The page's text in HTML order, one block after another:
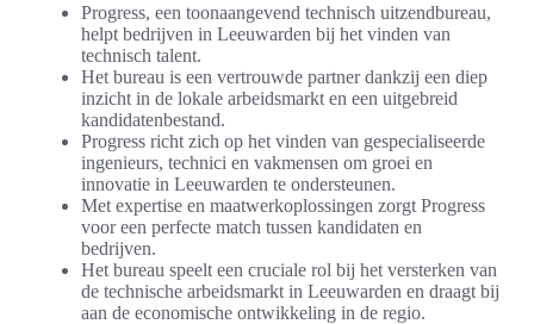
Progress, een toonaangevend technisch uitzendbureau,
helpt bedrijven in Leeuwarden bij het vinden van
technisch talent.
Het bureau is een vertrouwde partner dankzij een diep
inzicht in de lokale arbeidsmarkt en een uitgebreid
kandidatenbestand.
Progress richt zich op het vinden van gespecialiseerde
ingenieurs, technici en vakmensen om groei en
innovatie in Leeuwarden te ondersteunen.
Met expertise en maatwerkoplossingen zorgt Progress
voor een perfecte match tussen kandidaten en
bedrijven.
Het bureau speelt een cruciale rol bij het versterken van
de technische arbeidsmarkt in Leeuwarden en draagt bij
aan de economische ontwikkeling in de regio.